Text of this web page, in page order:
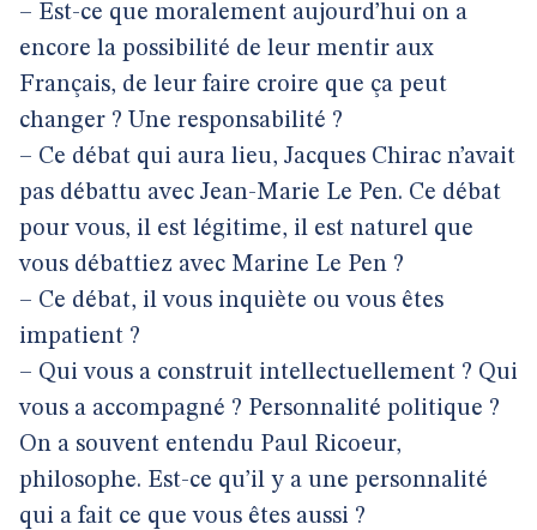
– Est-ce que moralement aujourd’hui on a
encore la possibilité de leur mentir aux
Français, de leur faire croire que ça peut
changer ? Une responsabilité ?
– Ce débat qui aura lieu, Jacques Chirac n’avait
pas débattu avec Jean-Marie Le Pen. Ce débat
pour vous, il est légitime, il est naturel que
vous débattiez avec Marine Le Pen ?
– Ce débat, il vous inquiète ou vous êtes
impatient ?
– Qui vous a construit intellectuellement ? Qui
vous a accompagné ? Personnalité politique ?
On a souvent entendu Paul Ricoeur,
philosophe. Est-ce qu’il y a une personnalité
qui a fait ce que vous êtes aussi ?